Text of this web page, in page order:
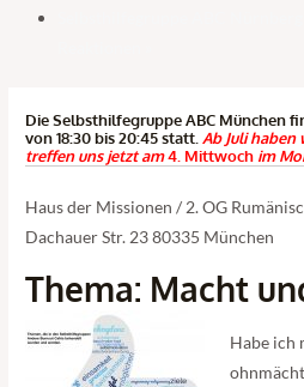
Die Selbsthilfegruppe ABC München
von 18:30 bis 20:45 statt.Ab Juli haben
treffen uns jetzt am4. Mittwoch im
Haus der Missionen / 2. OG
Dachauer Str. 23 80335 München
Thema: Macht
Habe ich